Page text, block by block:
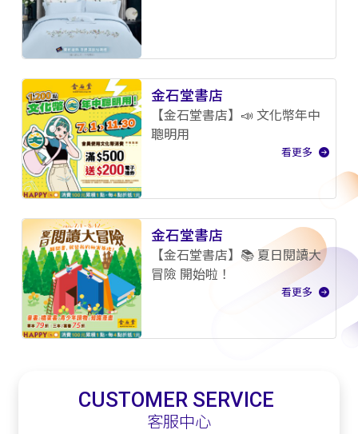
金石堂書店
【金石堂書店】📣 文化幣年中
聰明用
看更多
金石堂書店
【金石堂書店】📚 夏日閱讀大
冒險 開始啦！
看更多
CUSTOMER SERVICE
客服中心